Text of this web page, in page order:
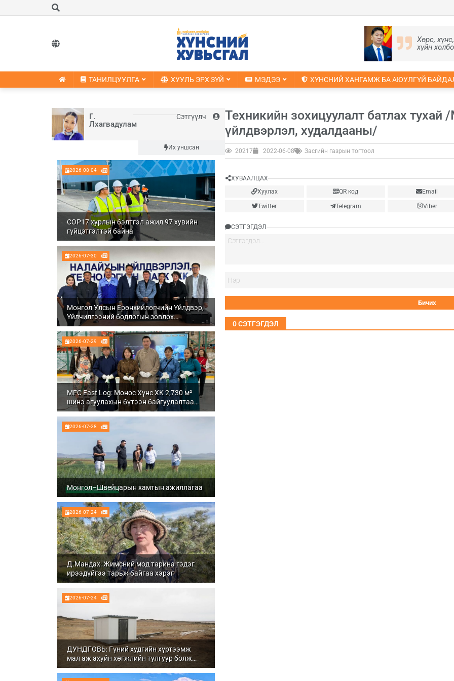
Хөрс,
хүйн
ТАНИЛЦУУЛГА ХУУЛЬ ЭРХ ЗҮЙ МЭДЭЭ ХҮНСНИЙ ХАНГАМЖ БА АЮУЛГҮЙ
Г.
Лхагвадулам
Сэтгүүлч
Их уншсан
2026-08-04
COP17 хурлын бэлтгэл ажил 97 хувийн
гүйцэтгэлтэй байна
2026-07-30
Монгол Улсын Ерөнхийлөгчийн Үйлдвэр,
Үйлчилгээний бодлогын зөвлөх
Ч.Даваабаяр Налайх дүүргийн
Үйлдвэрлэл, технологийн парк ХК болон
Налуу-Ухаа эдийн засгийн тусгай бүсэд
ажиллалаа
2026-07-29
MFC East Log: Монос Хүнс ХК 2,730 м²
шинэ агуулахын бүтээн байгуулалтаа
бүрэн дуусгаж, ашиглалтад орууллаа
2026-07-28
Монгол–Швейцарын хамтын ажиллагаа
2026-07-24
Д.Мандах: Жимсний мод тарина гэдэг
ирээдүйгээ тарьж байгаа хэрэг
2026-07-24
ДУНДГОВЬ: Гүний худгийн хүртээмж
мал аж ахуйн хөгжлийн тулгуур болж
байна
Техникийн зохицуулалт батлах тухай
үйлдвэрлэл, худалдааны/
20217 2022-06-08 Засгийн газрын тогтоол
ХУВААЛЦАХ
Хуулах
QR код Email
Twitter Telegram Viber
СЭТГЭГДЭЛ
0СЭТГЭГДЭЛ